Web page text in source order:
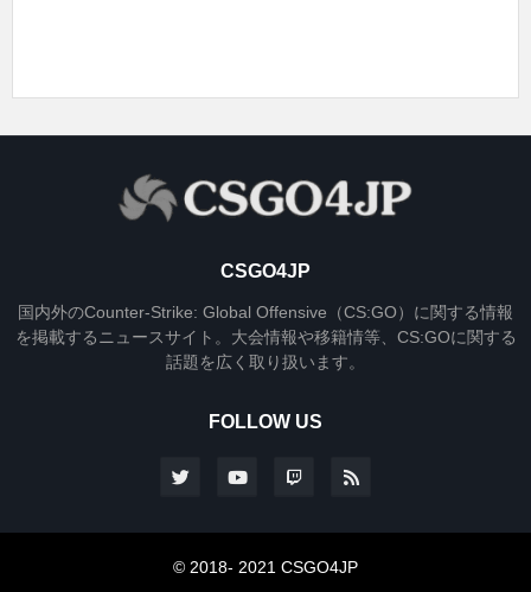
CSGO4JP
国内外のCounter-Strike: Global Offensive（CS:GO）に関する情報
を掲載するニュースサイト。大会情報や移籍情等、CS:GOに関する
話題を広く取り扱います。
FOLLOW US
© 2018- 2021 CSGO4JP